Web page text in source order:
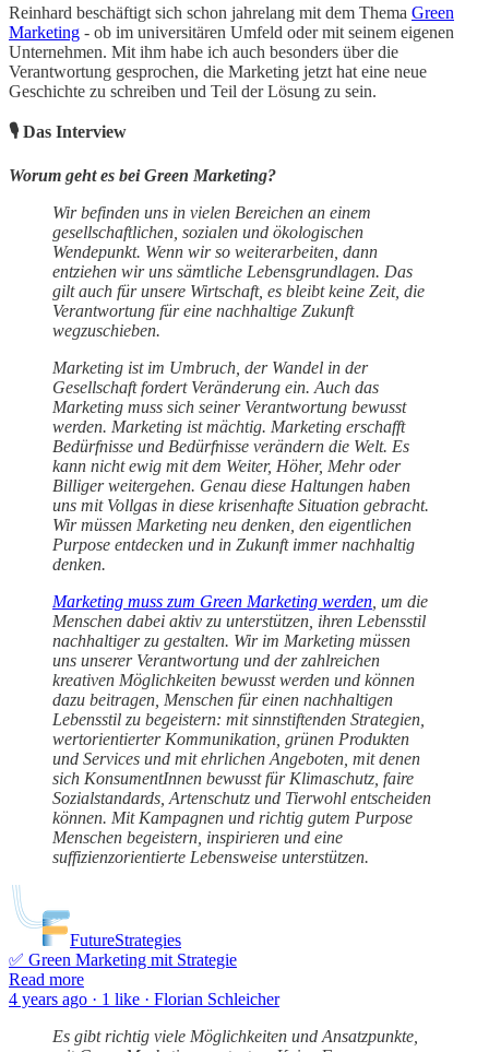
Reinhard beschäftigt sich schon jahrelang mit dem Thema Green
Marketing - ob im universitären Umfeld oder mit seinem eigenen
Unternehmen. Mit ihm habe ich auch besonders über die
Verantwortung gesprochen, die Marketing jetzt hat eine neue
Geschichte zu schreiben und Teil der Lösung zu sein.
🎙 Das Interview
Worum geht es bei Green Marketing?
Wir befinden uns in vielen Bereichen an einem
gesellschaftlichen, sozialen und ökologischen
Wendepunkt. Wenn wir so weiterarbeiten, dann
entziehen wir uns sämtliche Lebensgrundlagen. Das
gilt auch für unsere Wirtschaft, es bleibt keine Zeit, die
Verantwortung für eine nachhaltige Zukunft
wegzuschieben.
Marketing ist im Umbruch, der Wandel in der
Gesellschaft fordert Veränderung ein. Auch das
Marketing muss sich seiner Verantwortung bewusst
werden. Marketing ist mächtig. Marketing erschafft
Bedürfnisse und Bedürfnisse verändern die Welt. Es
kann nicht ewig mit dem Weiter, Höher, Mehr oder
Billiger weitergehen. Genau diese Haltungen haben
uns mit Vollgas in diese krisenhafte Situation gebracht.
Wir müssen Marketing neu denken, den eigentlichen
Purpose entdecken und in Zukunft immer nachhaltig
denken.
Marketing muss zum Green Marketing werden , um die
Menschen dabei aktiv zu unterstützen, ihren Lebensstil
nachhaltiger zu gestalten. Wir im Marketing müssen
uns unserer Verantwortung und der zahlreichen
kreativen Möglichkeiten bewusst werden und können
dazu beitragen, Menschen für einen nachhaltigen
Lebensstil zu begeistern: mit sinnstiftenden Strategien,
wertorientierter Kommunikation, grünen Produkten
und Services und mit ehrlichen Angeboten, mit denen
sich KonsumentInnen bewusst für Klimaschutz, faire
Sozialstandards, Artenschutz und Tierwohl entscheiden
können. Mit Kampagnen und richtig gutem Purpose
Menschen begeistern, inspirieren und eine
suffizienzorientierte Lebensweise unterstützen.
FutureStrategies
✅ Green Marketing mit Strategie
Read more
4 years ago · 1 like · Florian Schleicher
Es gibt richtig viele Möglichkeiten und Ansatzpunkte,